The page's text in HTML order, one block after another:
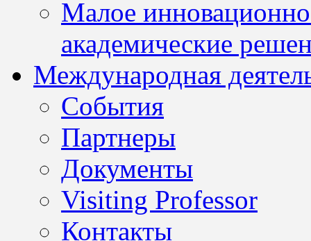
Малое
академические
Международная
События
Партнеры
Документы
Visiting Professor
Контакты